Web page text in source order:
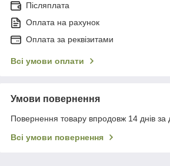
Післяплата
Оплата на рахунок
Оплата за реквізитами
Всі умови оплати
Умови повернення
Повернення товару впродовж 14 днів за
Всі умови повернення